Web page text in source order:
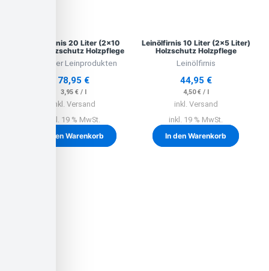
Leinölfirnis 20 Liter (2×10
Liter) Holzschutz Holzpflege
Lausitzer Leinprodukten
78,95 €
3,95 €/ l
inkl. Versand
inkl. 19 % MwSt.
In den Warenkorb
Leinölfirnis 10 Liter (2×5 Liter)
Holzschutz Holzpflege
Leinölfirnis
44,95 €
4,50€/ l
inkl. Versand
inkl. 19 % MwSt.
In den Warenkorb